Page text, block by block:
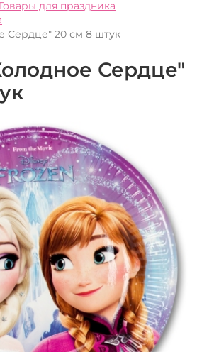
для праздника
Сердце" 20 см 8 штук
Сердце"